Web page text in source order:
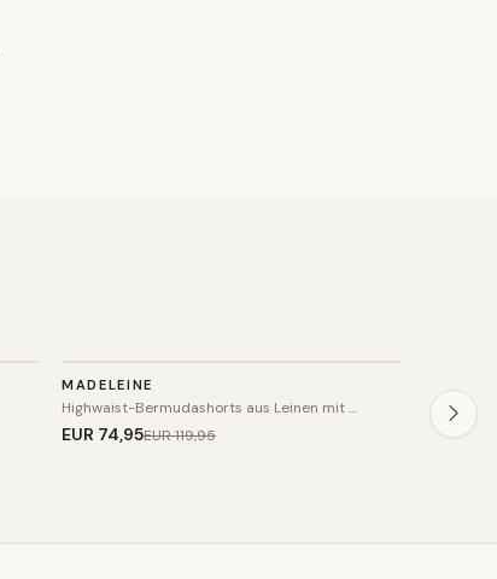
SALE
MADELEINE
Highwaist-Bermudashorts aus Leinen mit …
EUR 74,95EUR 119,95
SALE
High-
EUR 74